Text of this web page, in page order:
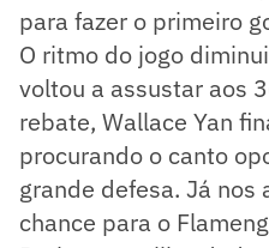
para fazer o primeiro
O ritmo do jogo
voltou a assustar aos
rebate, Wallace Yan
procurando o canto
grande defesa. Já nos
chance para o